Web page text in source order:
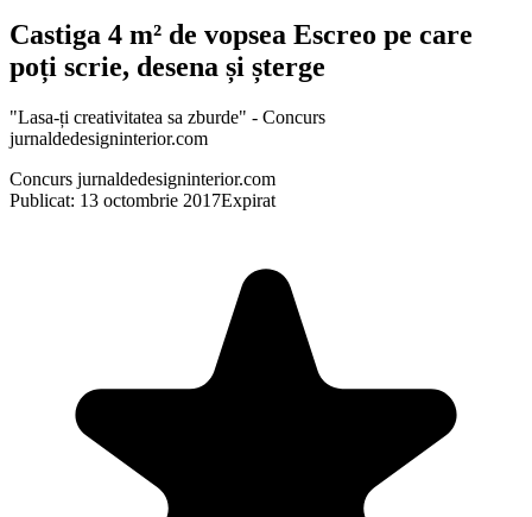
Castiga 4 m² de vopsea Escreo pe care
poți scrie, desena și șterge
"Lasa-ți creativitatea sa zburde" - Concurs
jurnaldedesigninterior.com
Concurs jurnaldedesigninterior.com
Publicat: 13 octombrie 2017Expirat